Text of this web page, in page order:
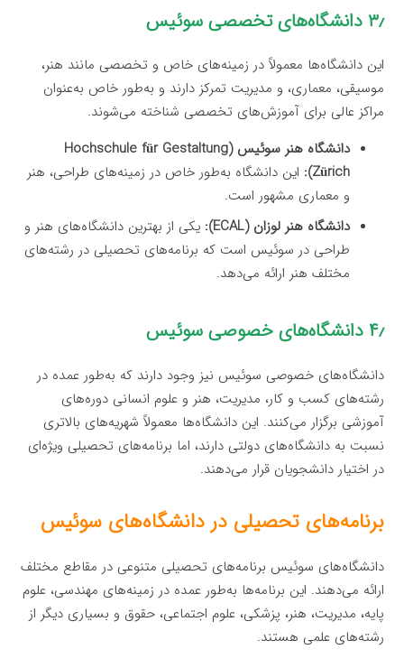
۳٫ دانشگاه‌های تخصصی سوئیس
این دانشگاه‌ها معمولاً در زمینه‌های خاص و تخصصی مانند هنر،
موسیقی، معماری، و مدیریت تمرکز دارند و به‌طور خاص به‌عنوان
مراکز عالی برای آموزش‌های تخصصی شناخته می‌شوند.
دانشگاه هنر سوئیس (Hochschule für Gestaltung
Zürich):
این دانشگاه به‌طور خاص در زمینه‌های طراحی، هنر
و معماری مشهور است.
دانشگاه هنر لوزان (ECAL):
یکی از بهترین دانشگاه‌های هنر و
طراحی در سوئیس است که برنامه‌های تحصیلی در رشته‌های
مختلف هنر ارائه می‌دهد.
۴٫ دانشگاه‌های خصوصی سوئیس
دانشگاه‌های خصوصی سوئیس نیز وجود دارند که به‌طور عمده در
رشته‌های کسب و کار، مدیریت، هنر و علوم انسانی دوره‌های
آموزشی برگزار می‌کنند. این دانشگاه‌ها معمولاً شهریه‌های بالاتری
نسبت به دانشگاه‌های دولتی دارند، اما برنامه‌های تحصیلی ویژه‌ای
در اختیار دانشجویان قرار می‌دهند.
برنامه‌های تحصیلی در دانشگاه‌های سوئیس
دانشگاه‌های سوئیس برنامه‌های تحصیلی متنوعی در مقاطع مختلف
ارائه می‌دهند. این برنامه‌ها به‌طور عمده در زمینه‌های مهندسی، علوم
پایه، مدیریت، هنر، پزشکی، علوم اجتماعی، حقوق و بسیاری دیگر از
رشته‌های علمی هستند.